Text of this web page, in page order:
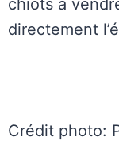
directement
Crédit photo: